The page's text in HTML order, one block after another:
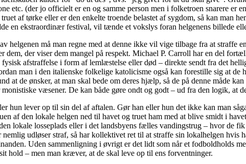
etc. (der jo officielt er en og samme person men i folketroen snarere er
af tørke eller er den enkelte troende belastet af sygdom, så kan man
en ekstraordinær festival, vil tænde et vokslys foran helgenens billede
helgenen må man regne med at denne ikke vil vige tilbage fra at straffe
der viser dem mangel på respekt. Michael P. Carroll har en del
afstraffelse i form af lemlæstelse eller død – direkte sendt fra det
man i den italienske folkelige katolicisme også kan forestille sig at de
at de ønsker, at man skal bede om deres hjælp, så de på denne måde
væsener. De kan både gøre ondt og godt – ud fra den logik, at
hun lever op til sin del af aftalen. Gør han eller hun det ikke kan man
af den lokale helgen ned til havet og truet ham med at blive smidt i
lokale losseplads eller i det landsbyens fælles vandingstrug – hvor de
udløser straf, så har kollektivet ret til at straffe sin lokalhelgen
Uden sammenligning i øvrigt er det lidt som når et fodboldholds
hold – men man kræver, at de skal leve op til ens forventninger.